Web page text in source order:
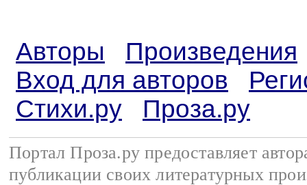
Авторы
Произведения
Вход для авторов
Стихи.ру
Проза.ру
Портал Проза.ру предоставляет
публикации своих литературных